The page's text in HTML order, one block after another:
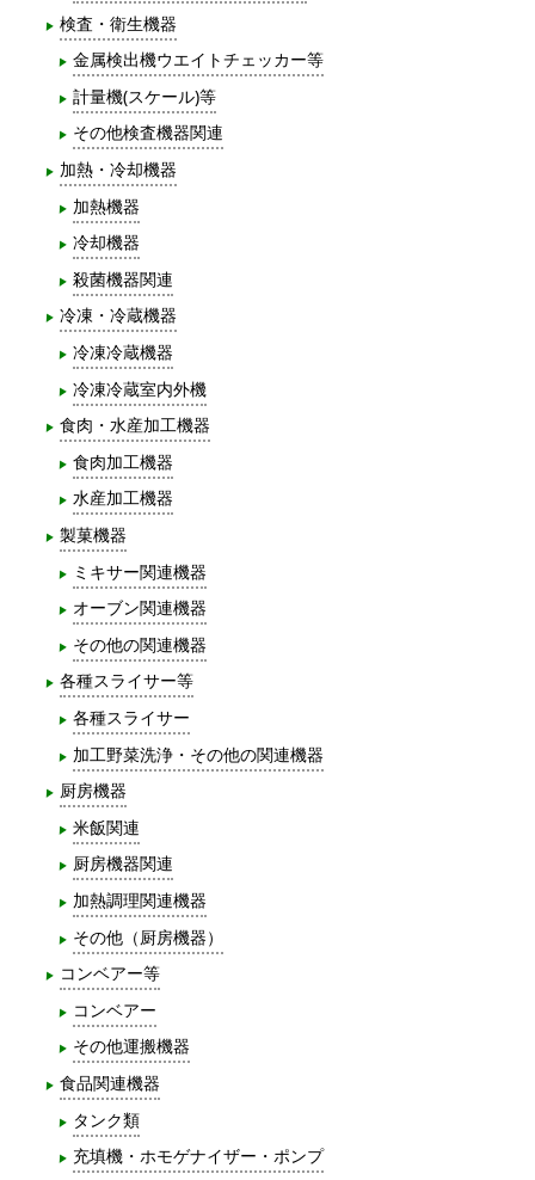
検査・衛生機器
金属検出機ウエイトチェッカー等
計量機(スケール)等
その他検査機器関連
加熱・冷却機器
加熱機器
冷却機器
殺菌機器関連
冷凍・冷蔵機器
冷凍冷蔵機器
冷凍冷蔵室内外機
食肉・水産加工機器
食肉加工機器
水産加工機器
製菓機器
ミキサー関連機器
オーブン関連機器
その他の関連機器
各種スライサー等
各種スライサー
加工野菜洗浄・その他の関連機器
厨房機器
米飯関連
厨房機器関連
加熱調理関連機器
その他（厨房機器）
コンベアー等
コンベアー
その他運搬機器
食品関連機器
タンク類
充填機・ホモゲナイザー・ポンプ